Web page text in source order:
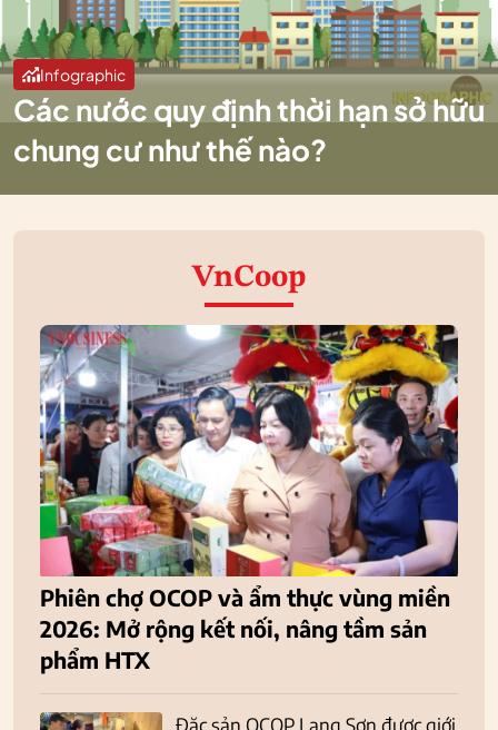
Infographic
Các nước quy định thời hạn sở hữu
chung cư như thế nào?
VnCoop
Phiên chợ OCOP và ẩm thực vùng miền
2026: Mở rộng kết nối, nâng tầm sản
phẩm HTX
Đặc sản OCOP Lạng Sơn được giới